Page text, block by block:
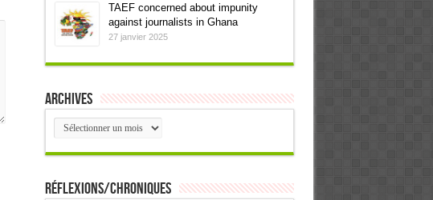
TAEF concerned about impunity
against journalists in Ghana
27 janvier 2025
Archives
Archives
Réflexions/Chroniques